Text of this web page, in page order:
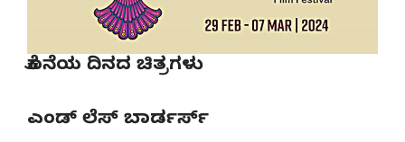
ಕೊನೆಯ ದಿನದ ಚಿತ್ರಗಳು
ಎಂಡ್ ಲೆಸ್ ಬಾರ್ಡರ್ಸ್